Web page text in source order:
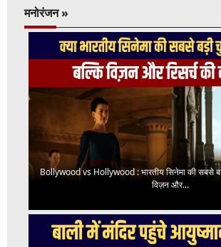
मनोरंजन »
Bollywood vs Hollywood : भारतीय सिनेमा की सबसे
विज़न और...